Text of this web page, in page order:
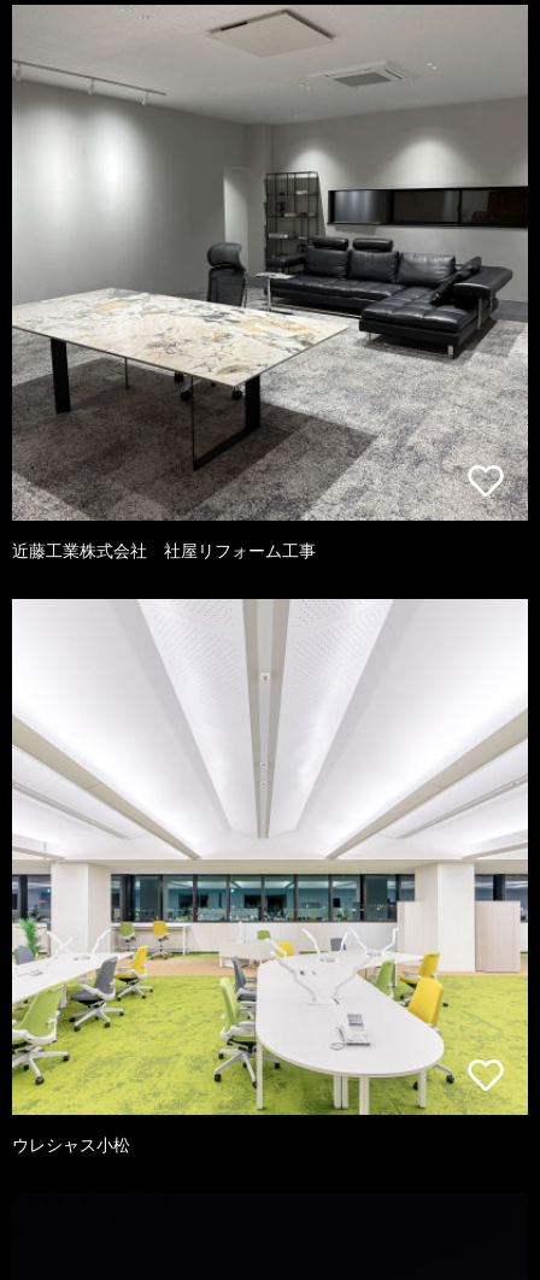
近藤工業株式会社 社屋リフォーム工事
ウレシャス小松